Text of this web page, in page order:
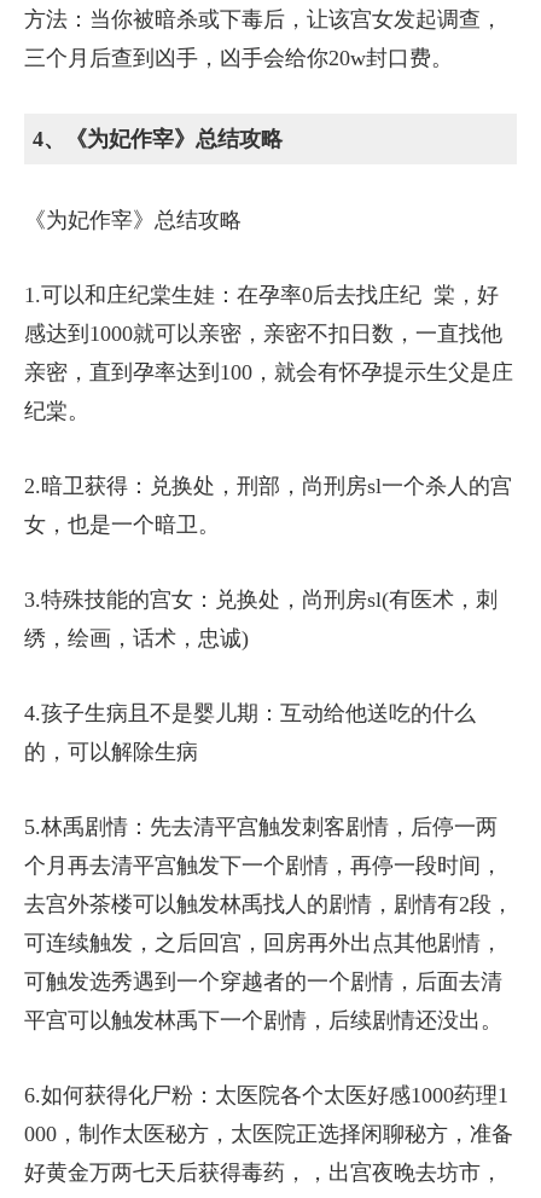
方法：当你被暗杀或下毒后，让该宫女发起调查，
三个月后查到凶手，凶手会给你20w封口费。
4、《为妃作宰》总结攻略
《为妃作宰》总结攻略
1.可以和庄纪棠生娃：在孕率0后去找庄纪 棠，好
感达到1000就可以亲密，亲密不扣日数，一直找他
亲密，直到孕率达到100，就会有怀孕提示生父是庄
纪棠。
2.暗卫获得：兑换处，刑部，尚刑房sl一个杀人的宫
女，也是一个暗卫。
3.特殊技能的宫女：兑换处，尚刑房sl(有医术，刺
绣，绘画，话术，忠诚)
4.孩子生病且不是婴儿期：互动给他送吃的什么
的，可以解除生病
5.林禹剧情：先去清平宫触发刺客剧情，后停一两
个月再去清平宫触发下一个剧情，再停一段时间，
去宫外茶楼可以触发林禹找人的剧情，剧情有2段，
可连续触发，之后回宫，回房再外出点其他剧情，
可触发选秀遇到一个穿越者的一个剧情，后面去清
平宫可以触发林禹下一个剧情，后续剧情还没出。
6.如何获得化尸粉：太医院各个太医好感1000药理1
000，制作太医秘方，太医院正选择闲聊秘方，准备
好黄金万两七天后获得毒药，，出宫夜晚去坊市，